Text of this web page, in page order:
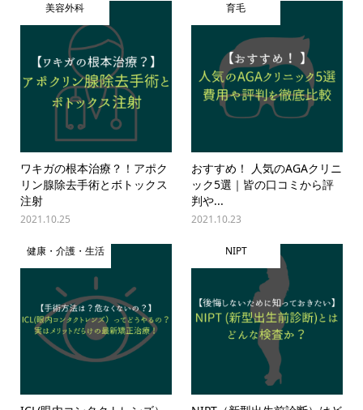
美容外科
ワキガの根本治療？！アポク
リン腺除去手術とボトックス
注射
2021.10.25
育毛
おすすめ！ 人気のAGAクリニ
ック5選｜皆の口コミから評
判や...
2021.10.23
健康・介護・生活 NIPT